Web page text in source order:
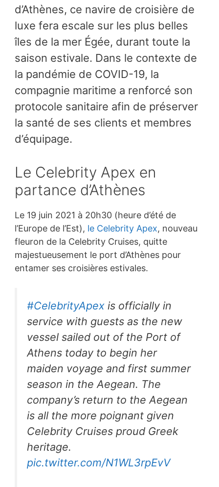
d’Athènes, ce navire de croisière de
luxe fera escale sur les plus belles
îles de la mer Égée, durant toute la
saison estivale. Dans le contexte de
la pandémie de COVID-19, la
compagnie maritime a renforcé son
protocole sanitaire afin de préserver
la santé de ses clients et membres
d’équipage.
Le Celebrity Apex en
partance d’Athènes
Le 19 juin 2021 à 20h30 (heure d’été de
l’Europe de l’Est), le Celebrity Apex, nouveau
fleuron de la Celebrity Cruises, quitte
majestueusement le port d’Athènes pour
entamer ses croisières estivales.
#CelebrityApex is officially in
service with guests as the new
vessel sailed out of the Port of
Athens today to begin her
maiden voyage and first summer
season in the Aegean. The
company’s return to the Aegean
is all the more poignant given
Celebrity Cruises proud Greek
heritage.
pic.twitter.com/N1WL3rpEvV